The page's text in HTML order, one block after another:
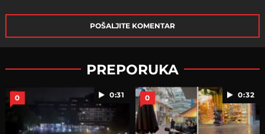
POŠALJITE KOMENTAR
PREPORUKA
0:31
0 0:32
0